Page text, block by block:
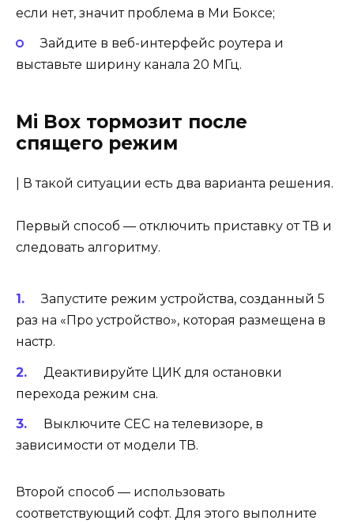
если нет, значит проблема в Ми Боксе;
Зайдите в веб-интерфейс роутера и
выставьте ширину канала 20 МГц.
Mi Box тормозит после
спящего режим
| В такой ситуации есть два варианта решения.
Первый способ — отключить приставку от ТВ и
следовать алгоритму.
Запустите режим устройства, созданный 5
раз на «Про устройство», которая размещена в
настр.
Деактивируйте ЦИК для остановки
перехода режим сна.
Выключите СЕС на телевизоре, в
зависимости от модели ТВ.
Второй способ — использовать
соответствующий софт. Для этого выполните